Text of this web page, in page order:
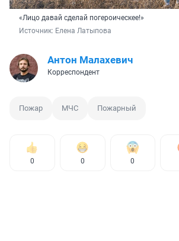
«Лицо давай сделай погероическее!»
Источник: Елена Латыпова
Антон Малахевич
Корреспондент
Пожар МЧС Пожарный
0 0 0